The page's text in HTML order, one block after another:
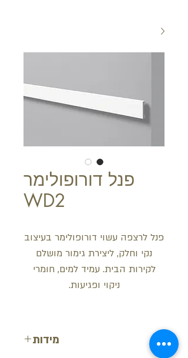
פנל דורופולימר
WD2
פנל לרצפה עשוי דורופולימר בעיצוב
נקי וחלק, ליצירת גימור מושלם
לקירות הבית. עמיד למים, חומרי
ניקוי ופגיעות.
מידות